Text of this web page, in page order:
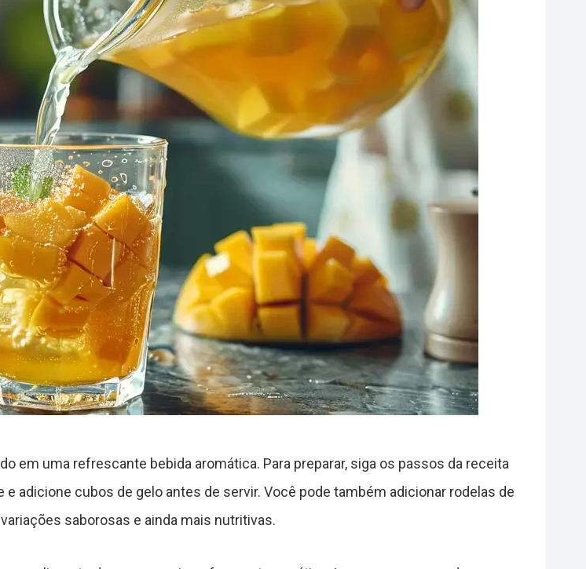
em uma refrescante bebida aromática. Para preparar, siga os passos da receita
adicione cubos de gelo antes de servir. Você pode também adicionar rodelas de
saborosas e ainda mais nutritivas.